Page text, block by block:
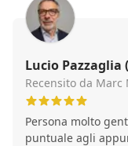
Lucio
Recensito da Marc
Persona molto
puntuale agli